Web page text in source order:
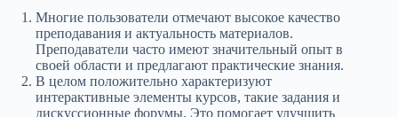
Многие пользователи отмечают высокое качество
преподавания и актуальность материалов.
Преподаватели часто имеют значительный опыт в
своей области и предлагают практические знания.
В целом положительно характеризуют
интерактивные элементы курсов, такие задания и
дискуссионные форумы. Это помогает улучшить